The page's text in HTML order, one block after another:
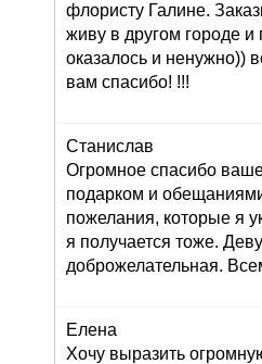
флористу Галине.
живу в другом городе
оказалось и ненужно))
вам спасибо! !!!
Станислав
Огромное спасибо
подарком и
пожелания, которые я
я получается тоже.
доброжелательная.
Елена
Хочу выразить